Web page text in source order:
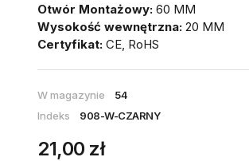
Otwór Montażowy: 60 MM
Wysokość wewnętrzna: 20 MM
Certyfikat: CE, RoHS
W magazynie
54
Indeks
908-W-CZARNY
21,00 zł